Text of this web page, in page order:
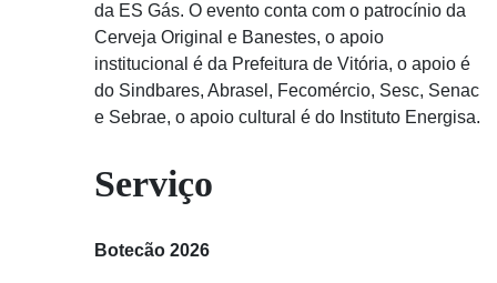
da ES Gás. O evento conta com o patrocínio da
Cerveja Original e Banestes, o apoio
institucional é da Prefeitura de Vitória, o apoio é
do Sindbares, Abrasel, Fecomércio, Sesc, Senac
e Sebrae, o apoio cultural é do Instituto Energisa.
Serviço
Botecão 2026